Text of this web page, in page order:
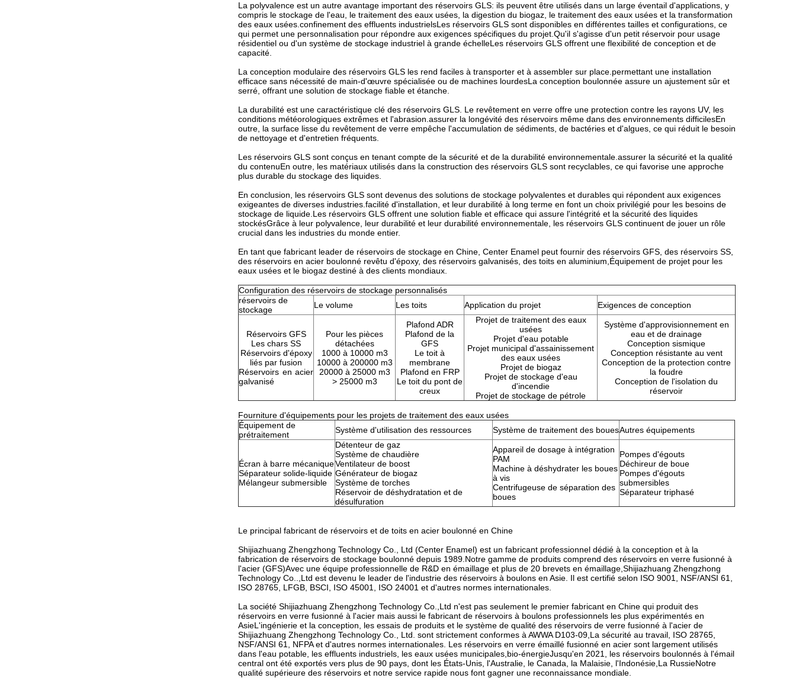
La polyvalence est un autre avantage important des réservoirs GLS: ils peuvent être utilisés dans un large éventail d'applications, y
compris le stockage de l'eau, le traitement des eaux usées, la digestion du biogaz, le traitement des eaux usées et la transformation
des eaux usées.confinement des effluents industrielsLes réservoirs GLS sont disponibles en différentes tailles et configurations, ce
qui permet une personnalisation pour répondre aux exigences spécifiques du projet.Qu'il s'agisse d'un petit réservoir pour usage
résidentiel ou d'un système de stockage industriel à grande échelleLes réservoirs GLS offrent une flexibilité de conception et de
capacité.
La conception modulaire des réservoirs GLS les rend faciles à transporter et à assembler sur place.permettant une installation
efficace sans nécessité de main-d'œuvre spécialisée ou de machines lourdesLa conception boulonnée assure un ajustement sûr et
serré, offrant une solution de stockage fiable et étanche.
La durabilité est une caractéristique clé des réservoirs GLS. Le revêtement en verre offre une protection contre les rayons UV, les
conditions météorologiques extrêmes et l'abrasion.assurer la longévité des réservoirs même dans des environnements difficilesEn
outre, la surface lisse du revêtement de verre empêche l'accumulation de sédiments, de bactéries et d'algues, ce qui réduit le besoin
de nettoyage et d'entretien fréquents.
Les réservoirs GLS sont conçus en tenant compte de la sécurité et de la durabilité environnementale.assurer la sécurité et la qualité
du contenuEn outre, les matériaux utilisés dans la construction des réservoirs GLS sont recyclables, ce qui favorise une approche
plus durable du stockage des liquides.
En conclusion, les réservoirs GLS sont devenus des solutions de stockage polyvalentes et durables qui répondent aux exigences
exigeantes de diverses industries.facilité d'installation, et leur durabilité à long terme en font un choix privilégié pour les besoins de
stockage de liquide.Les réservoirs GLS offrent une solution fiable et efficace qui assure l'intégrité et la sécurité des liquides
stockésGrâce à leur polyvalence, leur durabilité et leur durabilité environnementale, les réservoirs GLS continuent de jouer un rôle
crucial dans les industries du monde entier.
En tant que fabricant leader de réservoirs de stockage en Chine, Center Enamel peut fournir des réservoirs GFS, des réservoirs SS,
des réservoirs en acier boulonné revêtu d'époxy, des réservoirs galvanisés, des toits en aluminium,Équipement de projet pour les
eaux usées et le biogaz destiné à des clients mondiaux.
Configuration des réservoirs de stockage personnalisés
réservoirs de
stockage
Le volume Les toits Application du projet Exigences de conception
Réservoirs GFS
Les chars SS
Réservoirs d'époxy
liés par fusion
Réservoirs en acier
galvanisé
Pour les pièces
détachées
1000 à 10000 m3
10000 à 200000 m3
20000 à 25000 m3
> 25000 m3
Plafond ADR
Plafond de la
GFS
Le toit à
membrane
Plafond en FRP
Le toit du pont de
creux
Projet de traitement des eaux
usées
Projet d'eau potable
Projet municipal d'assainissement
des eaux usées
Projet de biogaz
Projet de stockage d'eau
d'incendie
Projet de stockage de pétrole
Système d'approvisionnement en
eau et de drainage
Conception sismique
Conception résistante au vent
Conception de la protection contre
la foudre
Conception de l'isolation du
réservoir
Fourniture d'équipements pour les projets de traitement des eaux usées
Équipement de
prétraitement
Système d'utilisation des ressources Système de traitement des bouesAutres équipements
Écran à barre mécanique
Séparateur solide-liquide
Mélangeur submersible
Détenteur de gaz
Système de chaudière
Ventilateur de boost
Générateur de biogaz
Système de torches
Réservoir de déshydratation et de
désulfuration
Appareil de dosage à intégration
PAM
Machine à déshydrater les boues
à vis
Centrifugeuse de séparation des
boues
Pompes d'égouts
Déchireur de boue
Pompes d'égouts
submersibles
Séparateur triphasé
Le principal fabricant de réservoirs et de toits en acier boulonné en Chine
Shijiazhuang Zhengzhong Technology Co., Ltd (Center Enamel) est un fabricant professionnel dédié à la conception et à la
fabrication de réservoirs de stockage boulonné depuis 1989.Notre gamme de produits comprend des réservoirs en verre fusionné à
l'acier (GFS)Avec une équipe professionnelle de R&D en émaillage et plus de 20 brevets en émaillage,Shijiazhuang Zhengzhong
Technology Co..,Ltd est devenu le leader de l'industrie des réservoirs à boulons en Asie. Il est certifié selon ISO 9001, NSF/ANSI 61,
ISO 28765, LFGB, BSCI, ISO 45001, ISO 24001 et d'autres normes internationales.
La société Shijiazhuang Zhengzhong Technology Co.,Ltd n'est pas seulement le premier fabricant en Chine qui produit des
réservoirs en verre fusionné à l'acier mais aussi le fabricant de réservoirs à boulons professionnels les plus expérimentés en
AsieL'ingénierie et la conception, les essais de produits et le système de qualité des réservoirs de verre fusionné à l'acier de
Shijiazhuang Zhengzhong Technology Co., Ltd. sont strictement conformes à AWWA D103-09,La sécurité au travail, ISO 28765,
NSF/ANSI 61, NFPA et d'autres normes internationales. Les réservoirs en verre émaillé fusionné en acier sont largement utilisés
dans l'eau potable, les effluents industriels, les eaux usées municipales,bio-énergieJusqu'en 2021, les réservoirs boulonnés à l'émail
central ont été exportés vers plus de 90 pays, dont les États-Unis, l'Australie, le Canada, la Malaisie, l'Indonésie,La RussieNotre
qualité supérieure des réservoirs et notre service rapide nous font gagner une reconnaissance mondiale.
Laissez un message Nous vous rappellerons
bientôt !
Soumettez